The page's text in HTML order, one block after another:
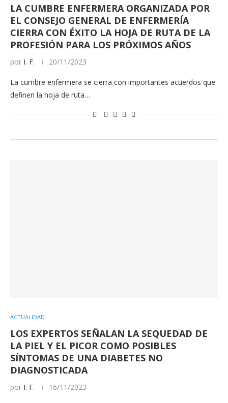
LA CUMBRE ENFERMERA ORGANIZADA POR
EL CONSEJO GENERAL DE ENFERMERÍA
CIERRA CON ÉXITO LA HOJA DE RUTA DE LA
PROFESIÓN PARA LOS PRÓXIMOS AÑOS
por I. F. 20/11/2023
La cumbre enfermera se cierra con importantes acuerdos que
definen la hoja de ruta…
ACTUALIDAD
LOS EXPERTOS SEÑALAN LA SEQUEDAD DE
LA PIEL Y EL PICOR COMO POSIBLES
SÍNTOMAS DE UNA DIABETES NO
DIAGNOSTICADA
por I. F. 16/11/2023